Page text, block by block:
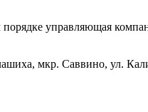
управляющая
мкр. Саввино, ул.